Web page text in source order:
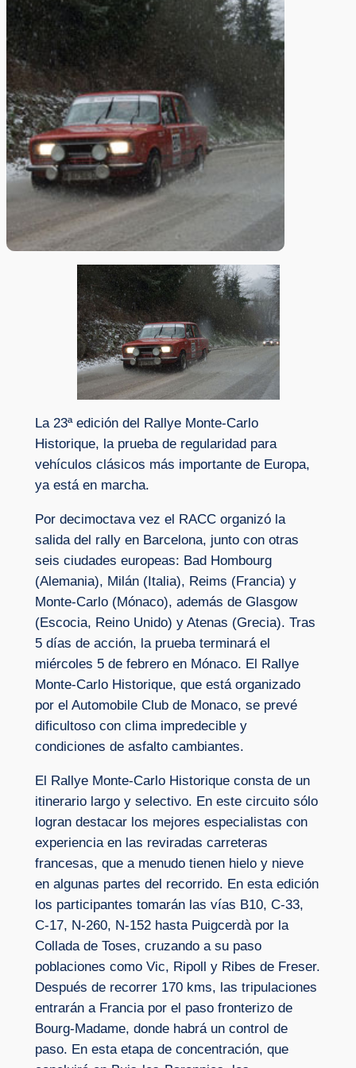
La 23ª edición del Rallye Monte-Carlo
Historique, la prueba de regularidad para
vehículos clásicos más importante de Europa,
ya está en marcha.
Por decimoctava vez el RACC organizó la
salida del rally en Barcelona, junto con otras
seis ciudades europeas: Bad Hombourg
(Alemania), Milán (Italia), Reims (Francia) y
Monte-Carlo (Mónaco), además de Glasgow
(Escocia, Reino Unido) y Atenas (Grecia). Tras
5 días de acción, la prueba terminará el
miércoles 5 de febrero en Mónaco. El Rallye
Monte-Carlo Historique, que está organizado
por el Automobile Club de Monaco, se prevé
dificultoso con clima impredecible y
condiciones de asfalto cambiantes.
El Rallye Monte-Carlo Historique consta de un
itinerario largo y selectivo. En este circuito sólo
logran destacar los mejores especialistas con
experiencia en las reviradas carreteras
francesas, que a menudo tienen hielo y nieve
en algunas partes del recorrido. En esta edición
los participantes tomarán las vías B10, C-33,
C-17, N-260, N-152 hasta Puigcerdà por la
Collada de Toses, cruzando a su paso
poblaciones como Vic, Ripoll y Ribes de Freser.
Después de recorrer 170 kms, las tripulaciones
entrarán a Francia por el paso fronterizo de
Bourg-Madame, donde habrá un control de
paso. En esta etapa de concentración, que